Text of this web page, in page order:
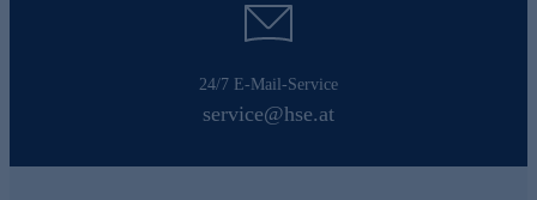
24/7 E-Mail-Service
service@hse.at